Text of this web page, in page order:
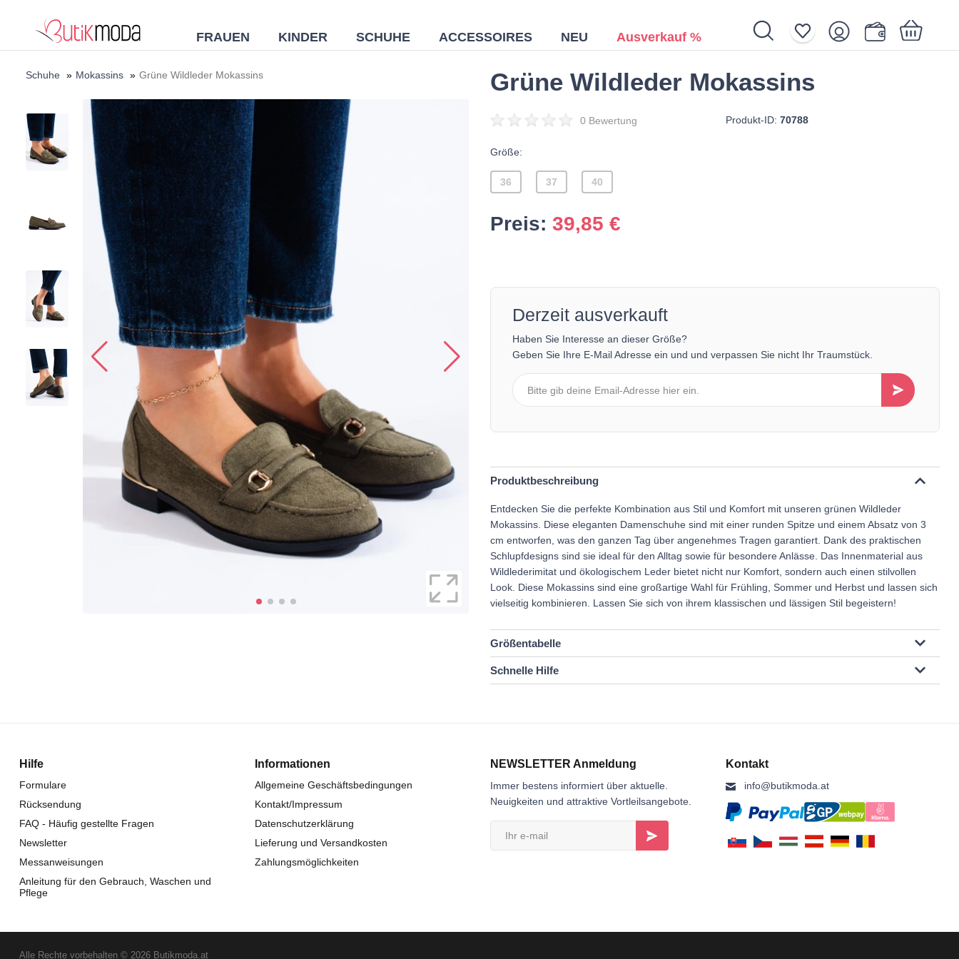
FRAUEN KINDER SCHUHE ACCESSOIRES NEU Ausverkauf %
Ihr Warenkorb ist noch leer.
Schuhe » Mokassins » Grüne Wildleder Mokassins Grüne Wildleder Mokassins
0 Bewertung Produkt-ID: 70788
Größe:
36 37 40
Preis: 39,85 €
Derzeit ausverkauft
Haben Sie Interesse an dieser Größe?
Geben Sie Ihre E-Mail Adresse ein und und verpassen Sie nicht Ihr Traumstück.
Produktbeschreibung
Entdecken Sie die perfekte Kombination aus Stil und Komfort mit unseren grünen Wildleder
Mokassins. Diese eleganten Damenschuhe sind mit einer runden Spitze und einem Absatz von 3
cm entworfen, was den ganzen Tag über angenehmes Tragen garantiert. Dank des praktischen
Schlupfdesigns sind sie ideal für den Alltag sowie für besondere Anlässe. Das Innenmaterial aus
Wildlederimitat und ökologischem Leder bietet nicht nur Komfort, sondern auch einen stilvollen
Look. Diese Mokassins sind eine großartige Wahl für Frühling, Sommer und Herbst und lassen sich
vielseitig kombinieren. Lassen Sie sich von ihrem klassischen und lässigen Stil begeistern!
Größentabelle
Schnelle Hilfe
Hilfe
Formulare
Rücksendung
FAQ - Häufig gestellte Fragen
Newsletter
Messanweisungen
Anleitung für den Gebrauch, Waschen und
Pflege
Informationen
Allgemeine Geschäftsbedingungen
Kontakt/Impressum
Datenschutzerklärung
Lieferung und Versandkosten
Zahlungsmöglichkeiten
NEWSLETTER Anmeldung
Immer bestens informiert über aktuelle.
Neuigkeiten und attraktive Vortleilsangebote.
Kontakt
info@butikmoda.at
Alle Rechte vorbehalten © 2026 Butikmoda.at